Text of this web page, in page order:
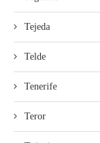
Tejeda
Telde
Tenerife
Teror